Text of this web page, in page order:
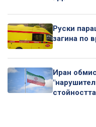
Руски
загина по
Иран